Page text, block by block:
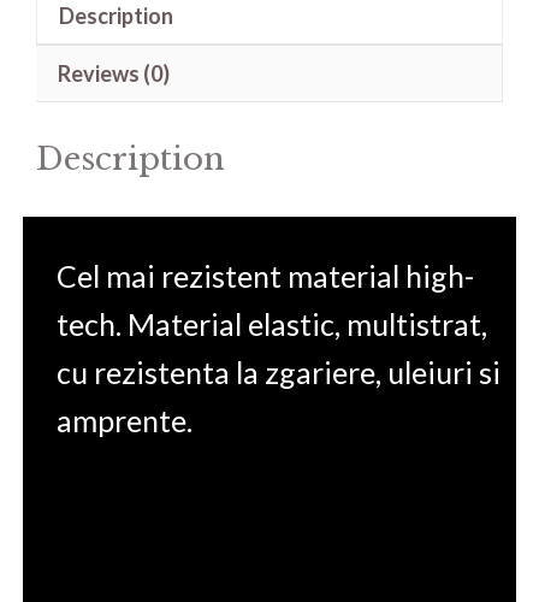
14'
Description
Reviews (0)
Description
Cel mai rezistent material high-
tech. Material elastic, multistrat,
cu rezistenta la zgariere, uleiuri si
amprente.